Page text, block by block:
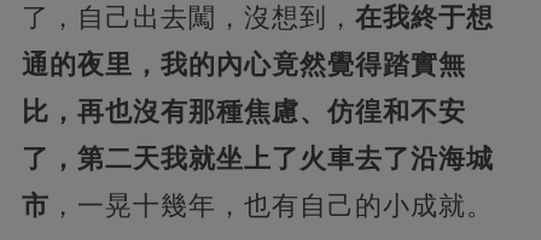
了，自己出去闖，沒想到， 在我終于想
通的夜里，我的內心竟然覺得踏實無
比，再也沒有那種焦慮、仿徨和不安
了，第二天我就坐上了火車去了沿海城
市 ，一晃十幾年，也有自己的小成就。